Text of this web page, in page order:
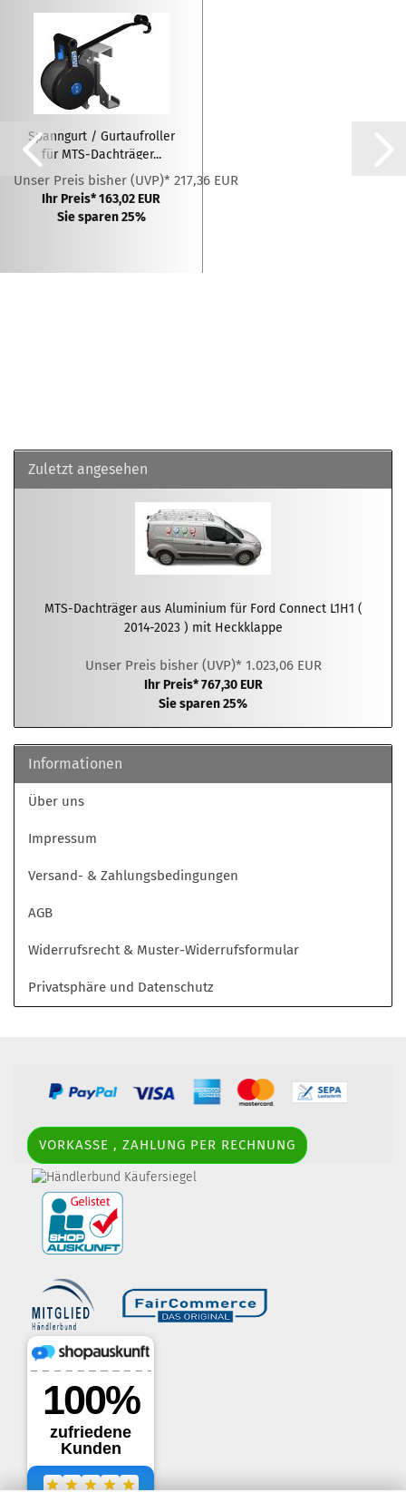
Spanngurt / Gurtaufroller
für MTS-Dachträger...
Unser Preis bisher (UVP)* 217,36 EUR
Ihr Preis* 163,02 EUR
Sie sparen 25%
Zuletzt angesehen
MTS-Dachträger aus Aluminium für Ford Connect L1H1 (
2014-2023 ) mit Heckklappe
Unser Preis bisher (UVP)* 1.023,06 EUR
Ihr Preis* 767,30 EUR
Sie sparen 25%
Informationen
Über uns
Impressum
Versand- & Zahlungsbedingungen
AGB
Widerrufsrecht & Muster-Widerrufsformular
Privatsphäre und Datenschutz
VORKASSE , ZAHLUNG PER RECHNUNG